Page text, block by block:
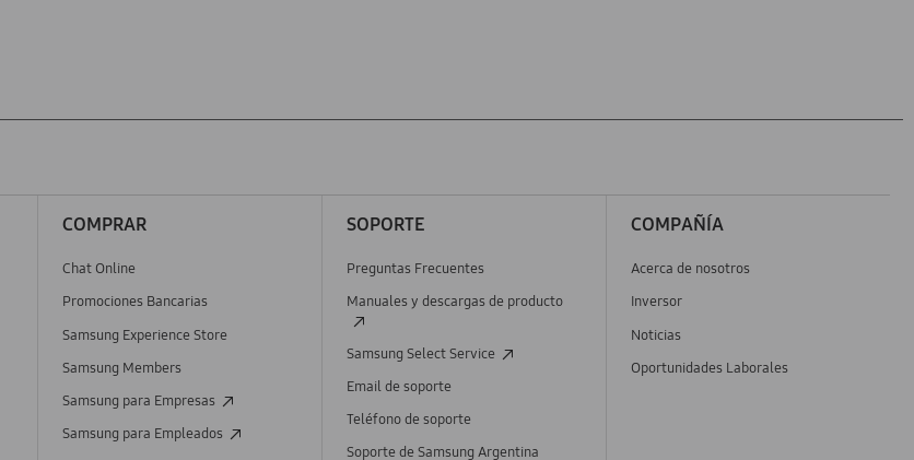
COMPRAR
Chat Online
Promociones Bancarias
Samsung Experience Store
Samsung Members
Samsung para Empresas
Samsung para Empleados
SOPORTE
Preguntas Frecuentes
Manuales y descargas de producto
Samsung Select Service
Email de soporte
Teléfono de soporte
Soporte de Samsung Argentina
COMPAÑÍA
Acerca de nosotros
Inversor
Noticias
Oportunidades Laborales